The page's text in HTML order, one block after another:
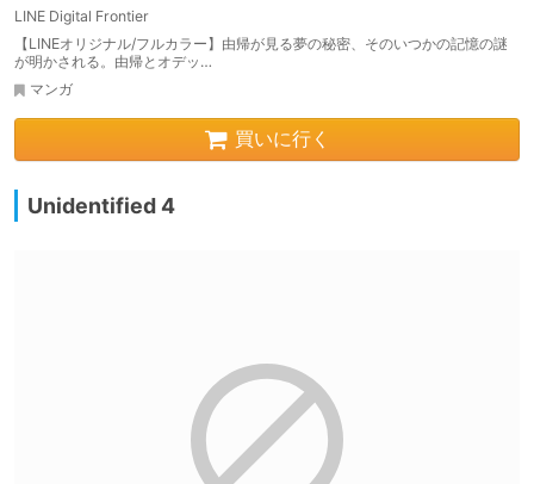
LINE Digital Frontier
【LINEオリジナル/フルカラー】由帰が見る夢の秘密、そのいつかの記憶の謎
が明かされる。由帰とオデッ…
マンガ
買いに行く
Unidentified 4